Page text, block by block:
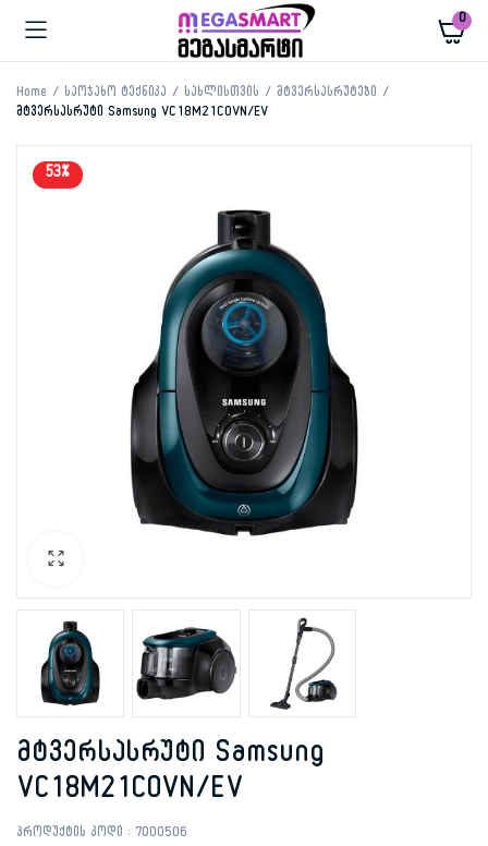
0
Home საოჯახო ტექნიკა სახლისთვის
მტვერსასრუტები
მტვერსასრუტი Samsung VC18M21C0VN/EV
53%
მტვერსასრუტი Samsung
VC18M21C0VN/EV
პროდუქტის კოდი : 7000506